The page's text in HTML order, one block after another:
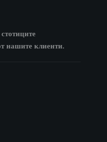
нашите клиенти.